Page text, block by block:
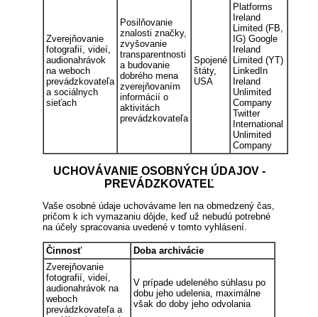
Zverejňovanie
fotografií, videí,
audionahrávok
na weboch
prevádzkovateľa
a sociálnych
sieťach
Posilňovanie
znalosti značky,
zvyšovanie
transparentnosti
a budovanie
dobrého mena
zverejňovaním
informácií o
aktivitách
prevádzkovateľa
Spojené
štáty,
USA
Platforms
Ireland
Limited (FB,
IG) Google
Ireland
Limited (YT)
LinkedIn
Ireland
Unlimited
Company
Twitter
International
Unlimited
Company
UCHOVÁVANIE OSOBNÝCH ÚDAJOV -
PREVÁDZKOVATEĽ
Vaše osobné údaje uchovávame len na obmedzený čas,
pričom k ich vymazaniu dôjde, keď už nebudú potrebné
na účely spracovania uvedené v tomto vyhlásení.
Činnosť
Doba archivácie
Zverejňovanie
fotografií, videí,
audionahrávok na
weboch
prevádzkovateľa a
V prípade udeleného súhlasu po
dobu jeho udelenia, maximálne
však do doby jeho odvolania